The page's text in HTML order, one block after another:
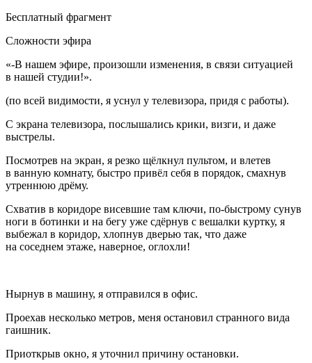
Бесплатный фрагмент
Сложности эфира
«-В нашем эфире, произошли изменения, в связи ситуацией
в нашей студии!».
(по всей видимости, я уснул у телевизора, придя с работы).
С экрана телевизора, послышались крики, визги, и даже
выстрелы.
Посмотрев на экран, я резко щёлкнул пультом, и влетев
в ванную комнату, быстро привёл себя в порядок, смахнув
утреннюю дрёму.
Схватив в коридоре висевшие там ключи, по-быстрому сунув
ноги в ботинки и на бегу уже сдёрнув с вешалки куртку, я
выбежал в коридор, хлопнув дверью так, что даже
на соседнем этаже, наверное, оглохли!
Нырнув в машину, я отправился в офис.
Проехав несколько метров, меня остановил странного вида
гаишник.
Приоткрыв окно, я уточнил причину остановки.